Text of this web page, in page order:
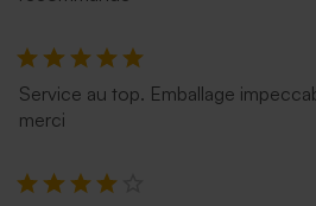
Service au top. Emballage
merci